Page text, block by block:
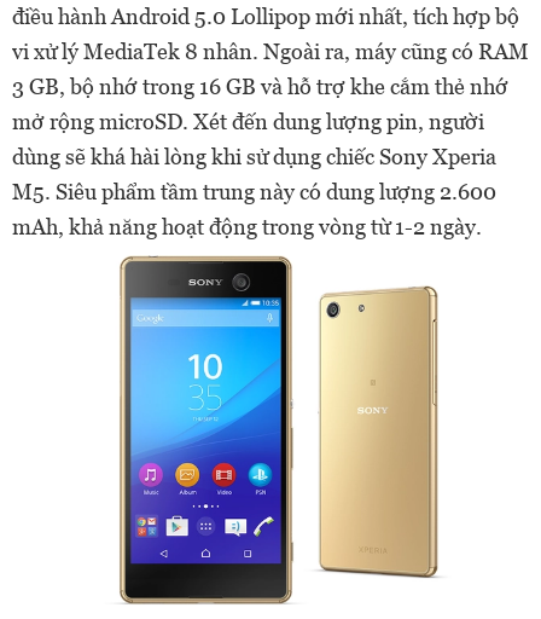
điều hành Android 5.0 Lollipop mới nhất, tích hợp bộ
vi xử lý MediaTek 8 nhân. Ngoài ra, máy cũng có RAM
3 GB, bộ nhớ trong 16 GB và hỗ trợ khe cắm thẻ nhớ
mở rộng microSD. Xét đến dung lượng pin, người
dùng sẽ khá hài lòng khi sử dụng chiếc Sony Xperia
M5. Siêu phẩm tầm trung này có dung lượng 2.600
mAh, khả năng hoạt động trong vòng từ 1-2 ngày.